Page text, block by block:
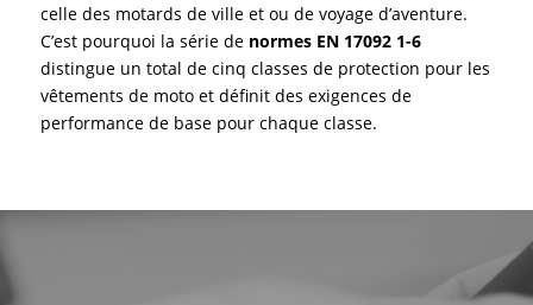
celle des motards de ville et ou de voyage d’aventure.
C’est pourquoi la série denormes EN 17092 1-6
distingue un total de cinq classes de protection pour les
vêtements de moto et définit des exigences de
performance de base pour chaque classe.